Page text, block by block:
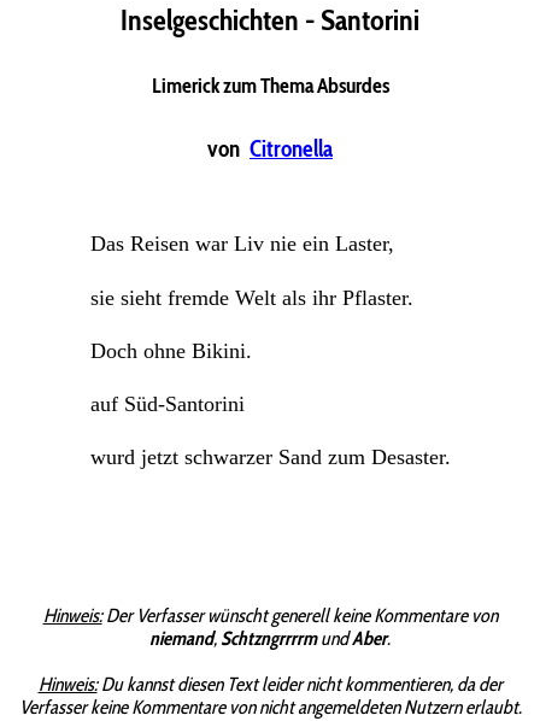
Inselgeschichten - Santorini
Limerick zum Thema Absurdes
von Citronella
Das Reisen war Liv nie ein Laster,
sie sieht fremde Welt als ihr Pflaster.
Doch ohne Bikini.
auf Süd-Santorini
wurd jetzt schwarzer Sand zum Desaster.
Hinweis:Der Verfasser wünscht generell keine Kommentare von
niemand, SchtzngrrrrmundAber.
Hinweis:Du kannst diesen Text leider nicht kommentieren, da der
Verfasser keine Kommentare von nicht angemeldeten Nutzern erlaubt.